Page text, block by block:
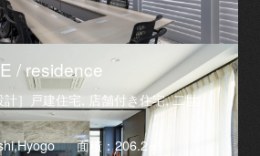
/ residence
計］戸建住宅, 店舗付き住宅, 二世
面積：206.2㎡